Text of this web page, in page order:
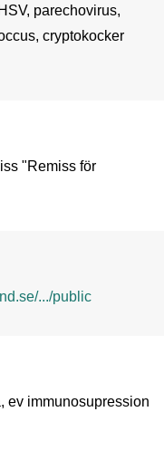
parechovirus,
cryptokocker
"Remiss för
.../public
ev immunosupression